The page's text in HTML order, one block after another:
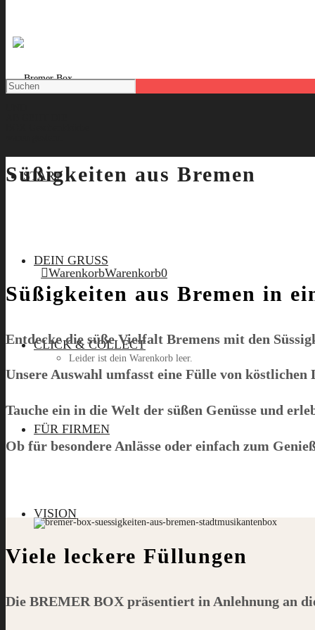
START
DEIN GRUSS
CLICK & COLLECT
FÜR FIRMEN
VISION
WarenkorbWarenkorb0
Leider ist dein Warenkorb leer.
Menü
Süßigkeiten aus Bremen
Süßigkeiten aus Bremen in
Entdecke die süße Vielfalt Bremens mit den
Unsere Auswahl umfasst eine Fülle von
Tauche ein in die Welt der süßen Genüsse und
Ob für besondere Anlässe oder einfach zum
Viele leckere Füllungen
Die BREMER BOX präsentiert in Anlehnung an